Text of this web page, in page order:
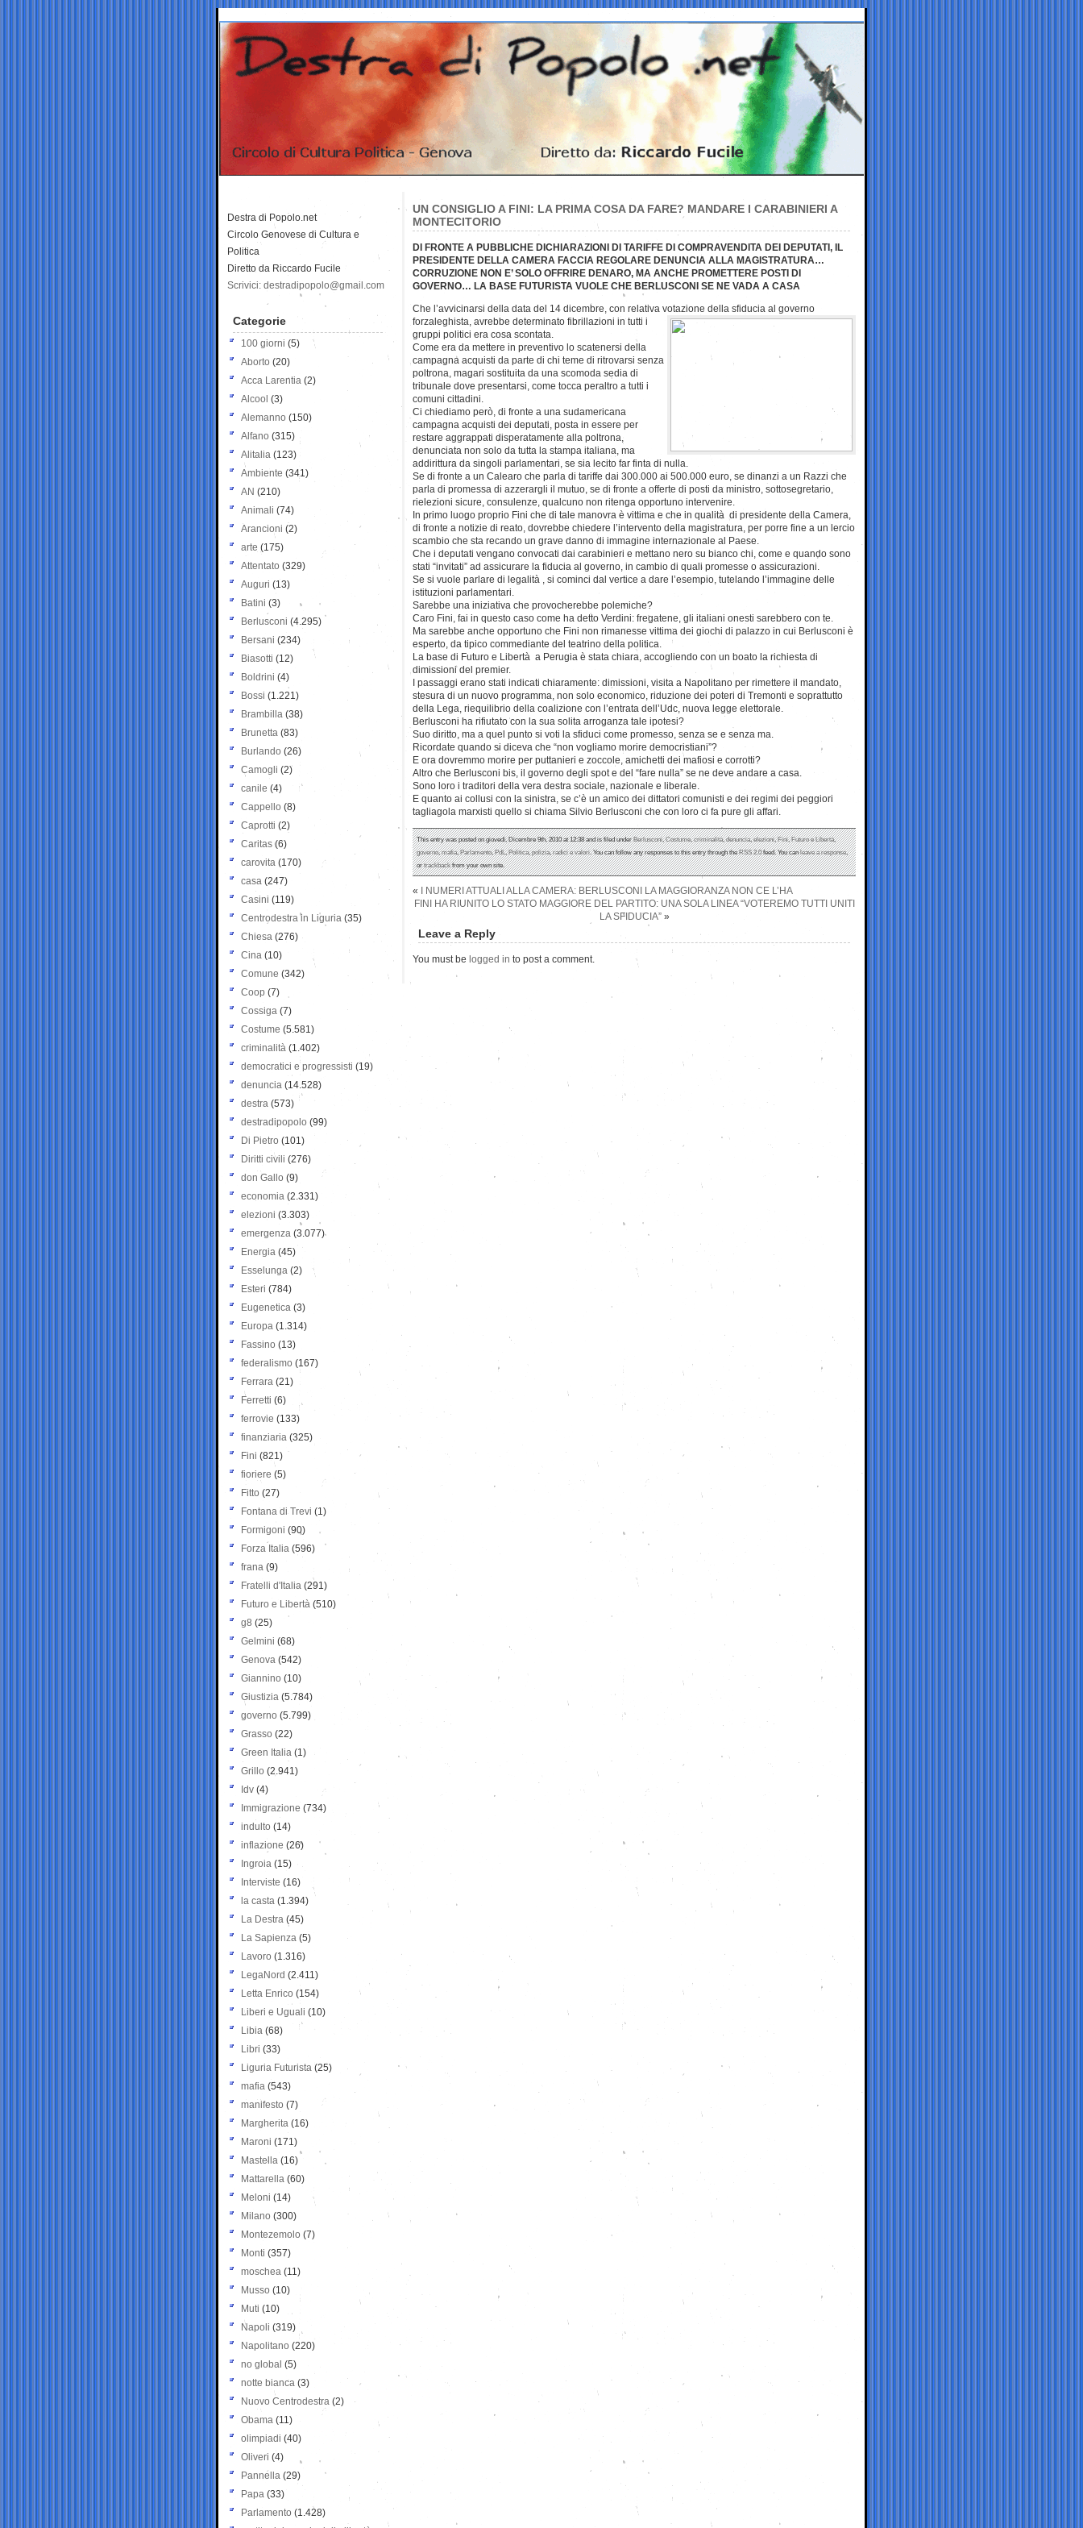
UN CONSIGLIO A FINI: LA PRIMA COSA DA FARE? MANDARE I CARABINIERI A
MONTECITORIO
DI FRONTE A PUBBLICHE DICHIARAZIONI DI TARIFFE DI COMPRAVENDITA DEI DEPUTATI, IL
PRESIDENTE DELLA CAMERA FACCIA REGOLARE DENUNCIA ALLA MAGISTRATURA…
CORRUZIONE NON E’ SOLO OFFRIRE DENARO, MA ANCHE PROMETTERE POSTI DI
GOVERNO… LA BASE FUTURISTA VUOLE CHE BERLUSCONI SE NE VADA A CASA
Che l’avvicinarsi della data del 14 dicembre, con relativa votazione della sfiducia al governo
forzaleghista, avrebbe determinato fibrillazioni in tutti i
gruppi politici era cosa scontata.
Come era da mettere in preventivo lo scatenersi della
campagna acquisti da parte di chi teme di ritrovarsi senza
poltrona, magari sostituita da una scomoda sedia di
tribunale dove presentarsi, come tocca peraltro a tutti i
comuni cittadini.
Ci chiediamo però, di fronte a una sudamericana
campagna acquisti dei deputati, posta in essere per
restare aggrappati disperatamente alla poltrona,
denunciata non solo da tutta la stampa italiana, ma
addirittura da singoli parlamentari, se sia lecito far finta di nulla.
Se di fronte a un Calearo che parla di tariffe dai 300.000 ai 500.000 euro, se dinanzi a un Razzi che
parla di promessa di azzerargli il mutuo, se di fronte a offerte di posti da ministro, sottosegretario,
rielezioni sicure, consulenze, qualcuno non ritenga opportuno intervenire.
In primo luogo proprio Fini che di tale manovra è vittima e che in qualità di presidente della Camera,
di fronte a notizie di reato, dovrebbe chiedere l’intervento della magistratura, per porre fine a un lercio
scambio che sta recando un grave danno di immagine internazionale al Paese.
Che i deputati vengano convocati dai carabinieri e mettano nero su bianco chi, come e quando sono
stati “invitati” ad assicurare la fiducia al governo, in cambio di quali promesse o assicurazioni.
Se si vuole parlare di legalità , si cominci dal vertice a dare l’esempio, tutelando l’immagine delle
istituzioni parlamentari.
Sarebbe una iniziativa che provocherebbe polemiche?
Caro Fini, fai in questo caso come ha detto Verdini: fregatene, gli italiani onesti sarebbero con te.
Ma sarebbe anche opportuno che Fini non rimanesse vittima dei giochi di palazzo in cui Berlusconi è
esperto, da tipico commediante del teatrino della politica.
La base di Futuro e Libertà a Perugia è stata chiara, accogliendo con un boato la richiesta di
dimissioni del premier.
I passaggi erano stati indicati chiaramente: dimissioni, visita a Napolitano per rimettere il mandato,
stesura di un nuovo programma, non solo economico, riduzione dei poteri di Tremonti e soprattutto
della Lega, riequilibrio della coalizione con l’entrata dell’Udc, nuova legge elettorale.
Berlusconi ha rifiutato con la sua solita arroganza tale ipotesi?
Suo diritto, ma a quel punto si voti la sfiduci come promesso, senza se e senza ma.
Ricordate quando si diceva che “non vogliamo morire democristiani”?
E ora dovremmo morire per puttanieri e zoccole, amichetti dei mafiosi e corrotti?
Altro che Berlusconi bis, il governo degli spot e del “fare nulla” se ne deve andare a casa.
Sono loro i traditori della vera destra sociale, nazionale e liberale.
E quanto ai collusi con la sinistra, se c’è un amico dei dittatori comunisti e dei regimi dei peggiori
tagliagola marxisti quello si chiama Silvio Berlusconi che con loro ci fa pure gli affari.
This entry was posted on giovedì, Dicembre 9th, 2010 at 12:38 and is filed underBerlusconi,Costume,criminalità,denuncia,elezioni,Fini,Futuro e Libertà,
governo,mafia,Parlamento,PdL,Politica,polizia,radici e valori. You can follow any responses to this entry through theRSS 2.0feed. You canleave a response,
ortrackbackfrom your own site.
«
I NUMERI ATTUALI ALLA CAMERA: BERLUSCONI LA MAGGIORANZA NON CE L’HA
FINI HA RIUNITO LO STATO MAGGIORE DEL PARTITO: UNA SOLA LINEA “VOTEREMO TUTTI UNITI
LA SFIDUCIA”»
Leave a Reply
You must be logged in to post a comment.
Destra di Popolo.net
Circolo Genovese di Cultura e
Politica
Diretto da Riccardo Fucile
Scrivici: destradipopolo@gmail.com
Categorie
100 giorni (5)
Aborto (20)
Acca Larentia (2)
Alcool (3)
Alemanno (150)
Alfano (315)
Alitalia (123)
Ambiente (341)
AN (210)
Animali (74)
Arancioni (2)
arte (175)
Attentato (329)
Auguri (13)
Batini (3)
Berlusconi (4.295)
Bersani (234)
Biasotti (12)
Boldrini (4)
Bossi (1.221)
Brambilla (38)
Brunetta (83)
Burlando (26)
Camogli (2)
canile (4)
Cappello (8)
Caprotti (2)
Caritas (6)
carovita (170)
casa (247)
Casini (119)
Centrodestra in Liguria (35)
Chiesa (276)
Cina (10)
Comune (342)
Coop (7)
Cossiga (7)
Costume (5.581)
criminalità (1.402)
democratici e progressisti (19)
denuncia (14.528)
destra (573)
destradipopolo (99)
Di Pietro (101)
Diritti civili (276)
don Gallo (9)
economia (2.331)
elezioni (3.303)
emergenza (3.077)
Energia (45)
Esselunga (2)
Esteri (784)
Eugenetica (3)
Europa (1.314)
Fassino (13)
federalismo (167)
Ferrara (21)
Ferretti (6)
ferrovie (133)
finanziaria (325)
Fini (821)
fioriere (5)
Fitto (27)
Fontana di Trevi (1)
Formigoni (90)
Forza Italia (596)
frana (9)
Fratelli d'Italia (291)
Futuro e Libertà (510)
g8 (25)
Gelmini (68)
Genova (542)
Giannino (10)
Giustizia (5.784)
governo (5.799)
Grasso (22)
Green Italia (1)
Grillo (2.941)
Idv (4)
Immigrazione (734)
indulto (14)
inflazione (26)
Ingroia (15)
Interviste (16)
la casta (1.394)
La Destra (45)
La Sapienza (5)
Lavoro (1.316)
LegaNord (2.411)
Letta Enrico (154)
Liberi e Uguali (10)
Libia (68)
Libri (33)
Liguria Futurista (25)
mafia (543)
manifesto (7)
Margherita (16)
Maroni (171)
Mastella (16)
Mattarella (60)
Meloni (14)
Milano (300)
Montezemolo (7)
Monti (357)
moschea (11)
Musso (10)
Muti (10)
Napoli (319)
Napolitano (220)
no global (5)
notte bianca (3)
Nuovo Centrodestra (2)
Obama (11)
olimpiadi (40)
Oliveri (4)
Pannella (29)
Papa (33)
Parlamento (1.428)